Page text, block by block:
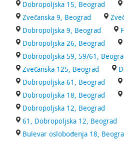
Dobropoljska 15, Beograd
Zvečanska 9, Beograd
Dobropoljska 9, Beograd
Dobropoljska 26, Beograd
Dobropoljska 59, 59/61,
Zvečanska 125, Beograd
Dobropoljska 61, Beograd
Dobropoljska 18, Beograd
Dobropoljska 12, Beograd
61, Dobropoljska 12, Beograd
Bulevar oslobođenja 18,